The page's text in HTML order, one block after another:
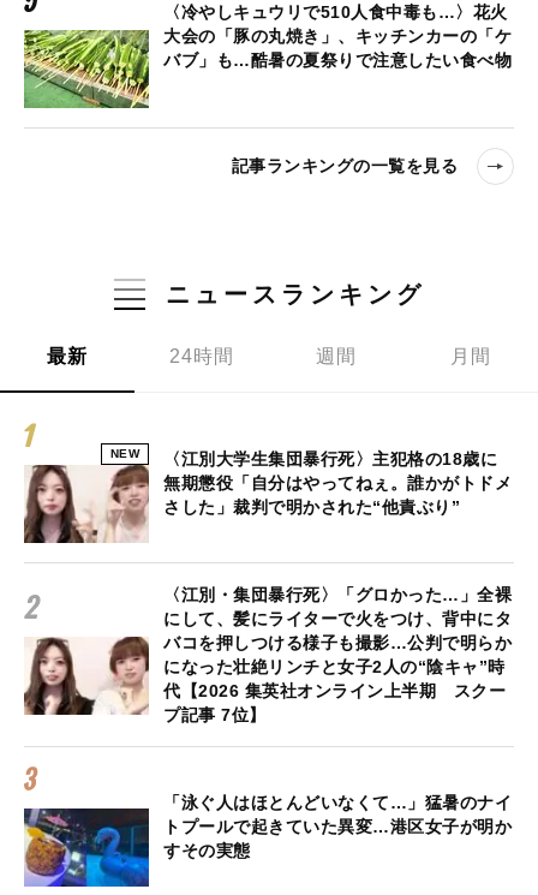
〈冷やしキュウリで510人食中毒も…〉花火
大会の「豚の丸焼き」、キッチンカーの「ケ
バブ」も…酷暑の夏祭りで注意したい食べ物
記事ランキングの一覧を見る
ニュースランキング
最新 24時間 週間 月間
NEW
〈江別大学生集団暴行死〉主犯格の18歳に
無期懲役「自分はやってねぇ。誰かがトドメ
さした」裁判で明かされた“他責ぶり”
〈江別・集団暴行死〉「グロかった…」全裸
にして、髪にライターで火をつけ、背中にタ
バコを押しつける様子も撮影…公判で明らか
になった壮絶リンチと女子2人の“陰キャ”時
代【2026 集英社オンライン上半期 スクー
プ記事 7位】
「泳ぐ人はほとんどいなくて…」猛暑のナイ
トプールで起きていた異変…港区女子が明か
すその実態